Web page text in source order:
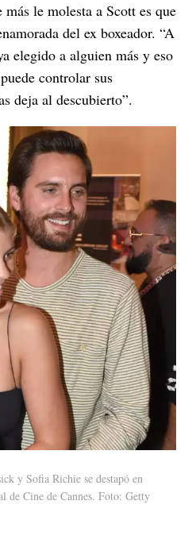
le molesta a Scott es que
del ex boxeador. “A
elegido a alguien más y eso
controlar sus
deja al descubierto”.
y Sofia Richie se destapó en
de Cine de Cannes. Foto: Getty